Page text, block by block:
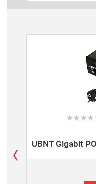
UBNT Gigabit